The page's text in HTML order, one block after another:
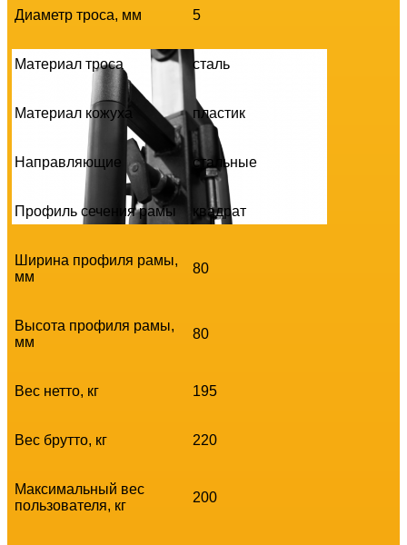
Диаметр троса, мм 5
Материал троса сталь
Материал кожуха пластик
Направляющие стальные
Профиль сечения рамы квадрат
Ширина профиля рамы,
мм
80
Высота профиля рамы,
мм
80
Вес нетто, кг 195
Вес брутто, кг 220
Максимальный вес
пользователя, кг
200